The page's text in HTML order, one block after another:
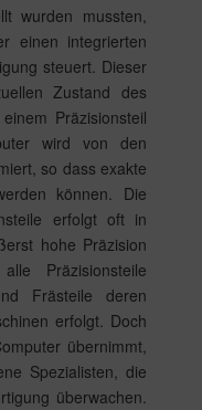
wurden mussten,
einen integrierten
steuert. Dieser
Zustand des
Präzisionsteil
wird von den
so dass exakte
können. Die
erfolgt oft in
hohe Präzision
Präzisionsteile
Frästeile deren
erfolgt. Doch
übernimmt,
Spezialisten, die
überwachen.